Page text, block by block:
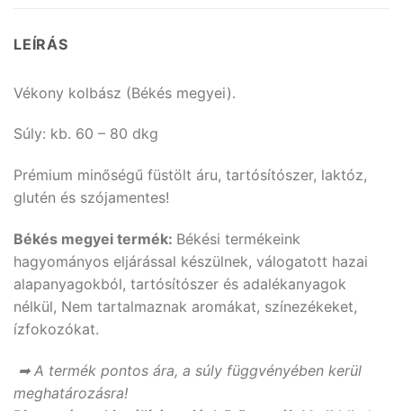
LEÍRÁS
Vékony kolbász (Békés megyei).
Súly: kb. 60 – 80 dkg
Prémium minőségű füstölt áru, tartósítószer, laktóz,
glutén és szójamentes!
Békés megyei termék: Békési termékeink
hagyományos eljárással készülnek, válogatott hazai
alapanyagokból, tartósítószer és adalékanyagok
nélkül, Nem tartalmaznak aromákat, színezékeket,
ízfokozókat.
➡ A termék pontos ára, a súly függvényében kerül
meghatározásra!